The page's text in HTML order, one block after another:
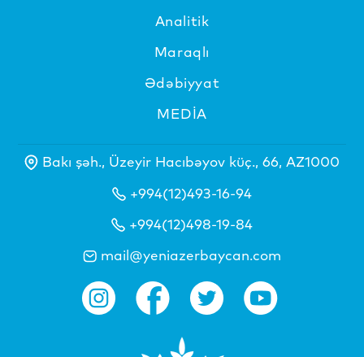
Analitik
Maraqlı
Ədəbiyyat
MEDİA
Bakı şəh., Üzeyir Hacıbəyov küç., 66, AZ1000
+994(12)493-16-94
+994(12)498-19-84
mail@yeniazerbaycan.com